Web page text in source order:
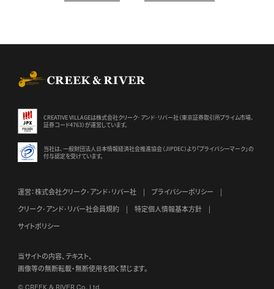
CREATIVE VILLAGEは株式会社クリーク･アンド･リバー社（東京証券取引所プライム市場、
証券コード4763）が運営しています。
当社は、一般財団法人日本情報経済社会推進協会（JIPDEC）より 「プライバシーマーク」の
付与認定を受けています。
運営：株式会社クリーク･アンド･リバー社
プライバシーポリシー
クリーク･アンド･リバー社会員規約
特定個人情報基本方針
サイトポリシー
当サイトの内容、テキスト、
画像等の無断転載・無断使用を固く禁じます。